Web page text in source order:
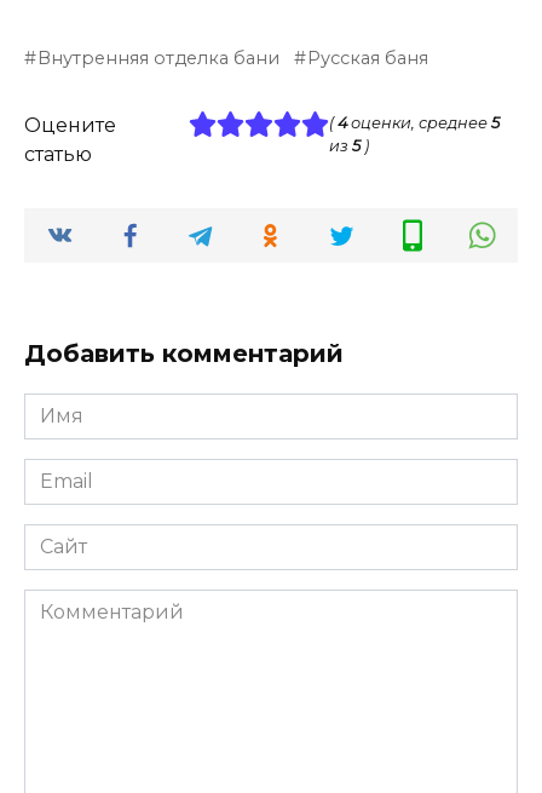
Внутренняя отделка бани Русская баня
Оцените
статью
(4оценки, среднее5
из5)
Добавить комментарий
Имя
*
Email
*
Сайт
Комментарий